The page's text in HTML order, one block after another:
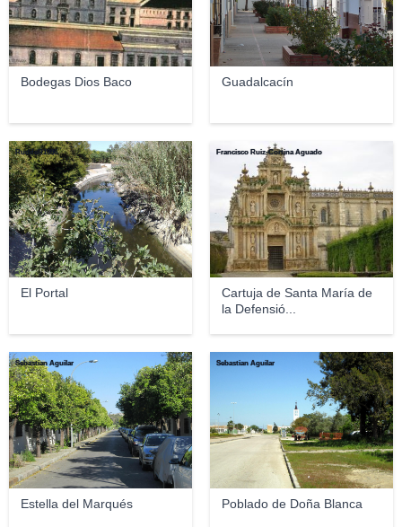
Bodegas Dios Baco Guadalcacín
El Portal
RudifeR1986
Cartuja de Santa María de
la Defensió...
Francisco Ruiz-Cortina Aguado
Estella del Marqués
Sebastian Aguilar
Poblado de Doña Blanca
Sebastian Aguilar